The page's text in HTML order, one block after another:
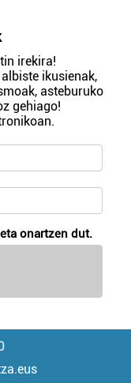
irekira!
ikusienak,
asteburuko
gehiago!
onartzen dut.